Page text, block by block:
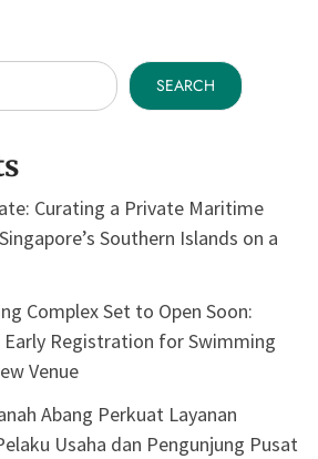
SEARCH
Curating a Private Maritime
Southern Islands on a
Complex Set to Open Soon:
Early Registration for Swimming
Venue
Abang Perkuat Layanan
Usaha dan Pengunjung Pusat